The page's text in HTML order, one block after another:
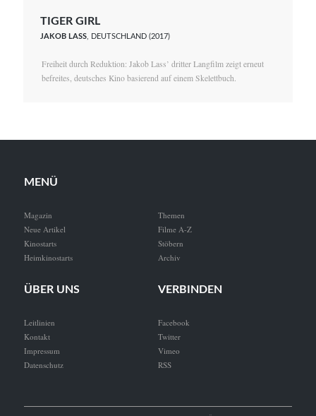
TIGER GIRL
JAKOB LASS, DEUTSCHLAND (2017)
Freiheit durch Reduktion: Jakob Lass’ dritter Langfilm zeigt erneut
befreites, deutsches Kino basierend auf einem Skelettbuch.
MENÜ
Magazin
Neue Artikel
Kinostarts
Heimkinostarts
Themen
Filme A-Z
Stöbern
Archiv
ÜBER UNS
Leitlinien
Kontakt
Impressum
Datenschutz
VERBINDEN
Facebook
Twitter
Vimeo
RSS